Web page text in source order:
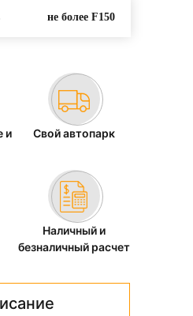
не более F150
и
Свой автопарк
Наличный и
безналичный расчет